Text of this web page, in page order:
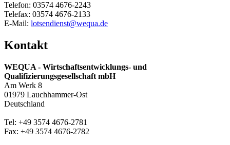
Telefon: 03574 4676-2243
Telefax: 03574 4676-2133
E-Mail: lotsendienst@wequa.de
Kontakt
WEQUA - Wirtschaftsentwicklungs- und
Qualifizierungsgesellschaft mbH
Am Werk 8
01979 Lauchhammer-Ost
Deutschland
Tel: +49 3574 4676-2781
Fax: +49 3574 4676-2782